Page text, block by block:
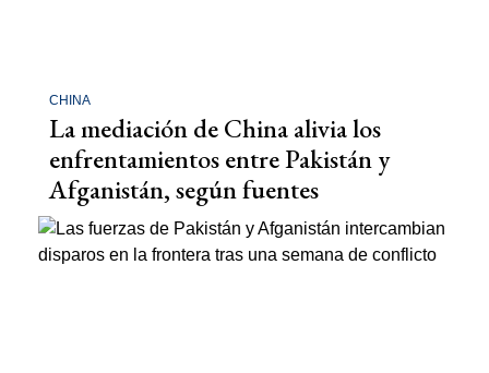
CHINA
La mediación de China alivia los
enfrentamientos entre Pakistán y
Afganistán, según fuentes